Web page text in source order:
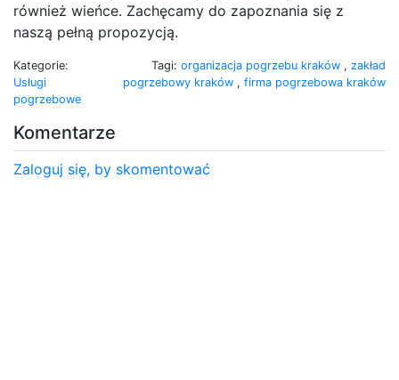
również wieńce. Zachęcamy do zapoznania się z
naszą pełną propozycją.
Kategorie:
Usługi
pogrzebowe
Tagi: organizacja pogrzebu kraków , zakład
pogrzebowy kraków , firma pogrzebowa kraków
Komentarze
Zaloguj się, by skomentować